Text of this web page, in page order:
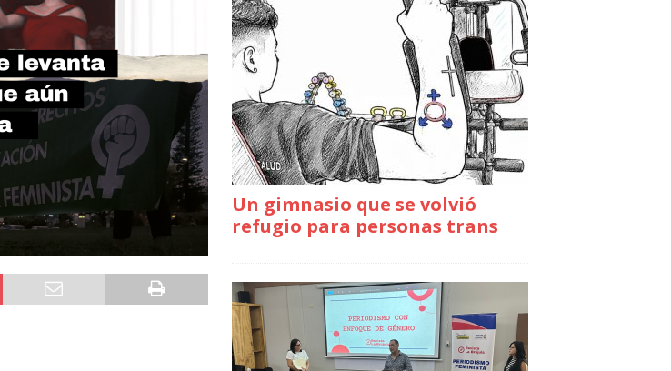
Un gimnasio que se volvió
refugio para personas trans